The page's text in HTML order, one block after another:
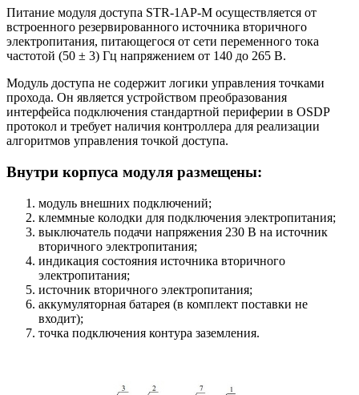
Питание модуля доступа STR-1AP-М осуществляется от
встроенного резервированного источника вторичного
электропитания, питающегося от сети переменного тока
частотой (50 ± 3) Гц напряжением от 140 до 265 В.
Модуль доступа не содержит логики управления точками
прохода. Он является устройством преобразования
интерфейса подключения стандартной периферии в OSDP
протокол и требует наличия контроллера для реализации
алгоритмов управления точкой доступа.
Внутри корпуса модуля размещены:
модуль внешних подключений;
клеммные колодки для подключения электропитания;
выключатель подачи напряжения 230 В на источник
вторичного электропитания;
индикация состояния источника вторичного
электропитания;
источник вторичного электропитания;
аккумуляторная батарея (в комплект поставки не
входит);
точка подключения контура заземления.